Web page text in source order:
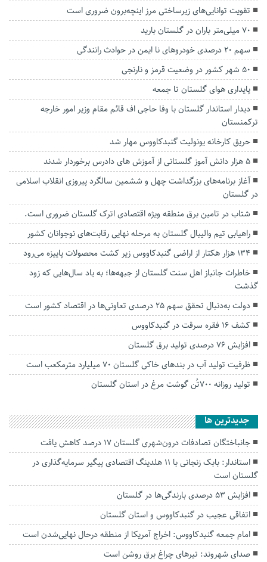
تقویت توانایی‌های زیرساختی مرز اینچه‌برون ضروری است
۷۰ میلی‌متر باران در گلستان بارید
سهم ۲۰ درصدی خودروهای نا ایمن در حوادث رانندگی
۵۰ شهر کشور در وضعیت قرمز و نارنجی
پایداری هوای گلستان تا جمعه
دیدار استاندار گلستان با وفا حاجی اف قائم مقام وزیر امور خارجه
ترکمنستان
حریق کارخانه یونولیت گنبدکاووس مهار شد
۵ هزار دانش آموز گلستانی از آموزش های دادرس برخوردار شدند
آغاز برنامه‌های بزرگداشت چهل و ششمین سالگرد پیروزی انقلاب اسلامی
در گلستان
شتاب در تامین برق منطقه ویژه اقتصادی اترک گلستان ضروری است.
راهیابی تیم والیبال گلستان به مرحله نهایی رقابت‌های نوجوانان کشور
۱۳۴ هزار هکتار از اراضی گنبدکاووس زیر کشت محصولات پاییزه می‌رود
خاطرات جانباز اهل سنت گلستان از جبهه‌ها؛ به یاد سال‌هایی که زود
گذشت
دولت به‌دنبال تحقق سهم ۲۵ درصدی تعاونی‌ها در اقتصاد کشور است
کشف ۱۶ فقره سرقت در گنبدکاووس
افزایش ۷۶ درصدی تولید برق گلستان
ظرفیت تولید آب در بندهای خاکی گلستان ۷۰ میلیارد مترمکعب است
تولید روزانه ۷۰۰تُن گوشت مرغ در استان گلستان
جديدترين ها
جانباختگان تصادفات درون‌شهری گلستان ۱۷ درصد کاهش یافت
استاندار: بابک زنجانی با ۱۱ هلدینگ اقتصادی پیگیر سرمایه‌گذاری در
گلستان است
افزایش ۵۳ درصدی بارندگی‌ها در گلستان
اتفاقی عجیب در‌ گنبدکاووس و استان گلستان
امام جمعه گنبدکاووس: اخراج آمریکا از منطقه درحال نهایی‌شدن است
صدای شهروند: تیرهای چراغ برق روشن است